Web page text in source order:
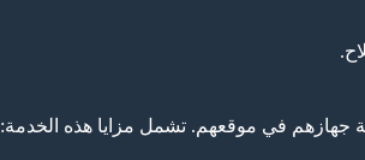
جهازهم في موقعهم. تشمل مزايا هذه الخدمة: